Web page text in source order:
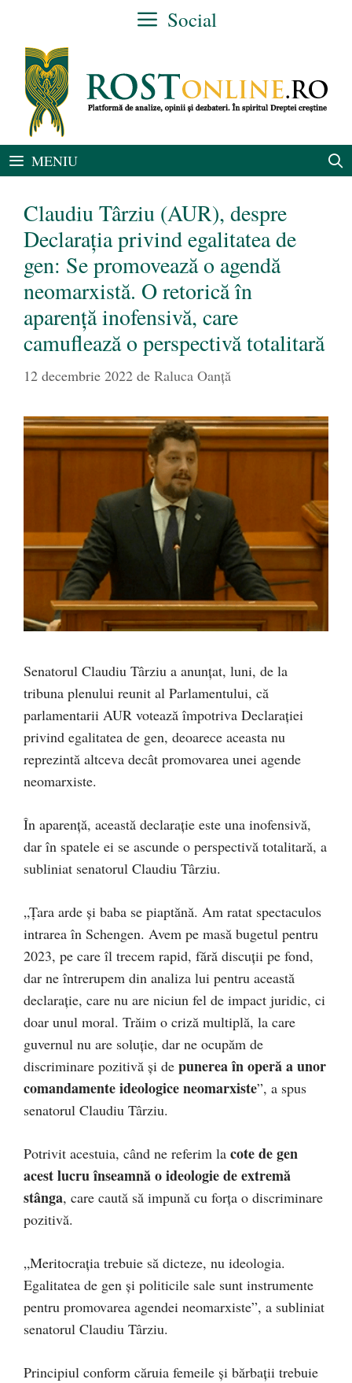
conținut
Social
MENIU
Claudiu Târziu (AUR), despre
Declarația privind egalitatea de
gen: Se promovează o agendă
neomarxistă. O retorică în
aparență inofensivă, care
camuflează o perspectivă totalitară
12 decembrie 2022 de Raluca Oanță
Senatorul Claudiu Târziu a anunțat, luni, de la
tribuna plenului reunit al Parlamentului, că
parlamentarii AUR votează împotriva Declarației
privind egalitatea de gen, deoarece aceasta nu
reprezintă altceva decât promovarea unei agende
neomarxiste.
În aparență, această declarație este una inofensivă,
dar în spatele ei se ascunde o perspectivă totalitară, a
subliniat senatorul Claudiu Târziu.
„Țara arde și baba se piaptănă. Am ratat spectaculos
intrarea în Schengen. Avem pe masă bugetul pentru
2023, pe care îl trecem rapid, fără discuții pe fond,
dar ne întrerupem din analiza lui pentru această
declarație, care nu are niciun fel de impact juridic, ci
doar unul moral. Trăim o criză multiplă, la care
guvernul nu are soluție, dar ne ocupăm de
discriminare pozitivă și de punerea în operă a unor
comandamente ideologice neomarxiste”, a spus
senatorul Claudiu Târziu.
Potrivit acestuia, când ne referim la cote de gen
acest lucru înseamnă o ideologie de extremă
stânga, care caută să impună cu forța o discriminare
pozitivă.
„Meritocrația trebuie să dicteze, nu ideologia.
Egalitatea de gen și politicile sale sunt instrumente
pentru promovarea agendei neomarxiste”, a subliniat
senatorul Claudiu Târziu.
Principiul conform căruia femeile și bărbații trebuie